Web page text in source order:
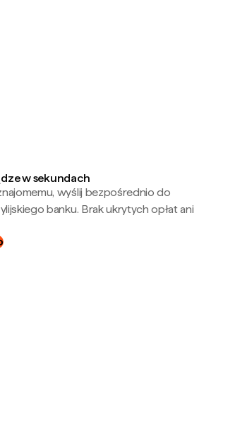
w sekundach
wyślij bezpośrednio do
banku. Brak ukrytych opłat ani